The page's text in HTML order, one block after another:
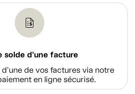
solde d'une facture
de vos factures via notre
en ligne sécurisé.